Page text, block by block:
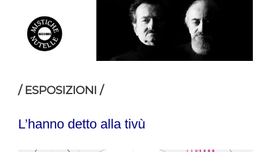
/ ESPOSIZIONI /
L’hanno detto alla tivù